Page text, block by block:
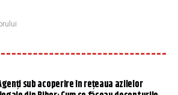
sub acoperire în rețeaua azilelor